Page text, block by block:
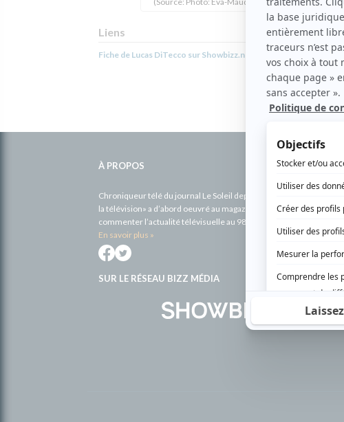
Liens
Fiche de Lucas DiTecco sur Showbizz.net
À PROPOS
Chroniqueur télé du journal Le Soleil depuis 2001, Richard
la télévision» a d’abord oeuvré au magazine TV Hebdo de 1996 à
commenter l’actualité télévisuelle au 98,5.
En savoir plus »
SUR LE RÉSEAU BIZZ MÉDIA